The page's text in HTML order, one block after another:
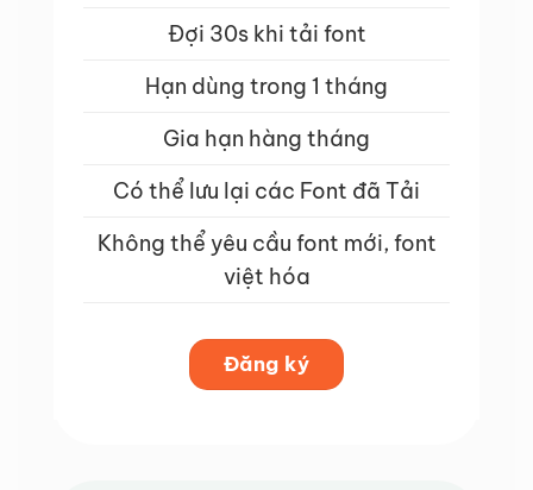
Đợi 30s khi tải font
Hạn dùng trong 1 tháng
Gia hạn hàng tháng
Có thể lưu lại các Font đã Tải
Không thể yêu cầu font mới, font
việt hóa
Đăng ký